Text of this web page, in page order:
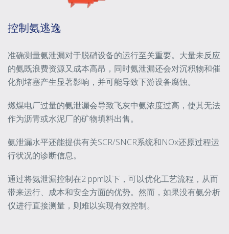
控制氨逃逸
准确测量氨泄漏对于脱硝设备的运行至关重要。大量未反应
的氨既浪费资源又成本高昂，同时氨泄漏还会对沉积物和催
化剂堵塞产生显著影响，并可能导致下游设备腐蚀。
燃煤电厂过量的氨泄漏会导致飞灰中氨浓度过高，使其无法
作为沥青或水泥厂的矿物填料出售。
氨泄漏水平还能提供有关SCR/SNCR系统和NOx还原过程运
行状况的诊断信息。
通过将氨泄漏控制在2 ppm以下，可以优化工艺流程，从而
带来运行、成本和安全方面的优势。然而，如果没有氨分析
仪进行直接测量，则难以实现有效控制。